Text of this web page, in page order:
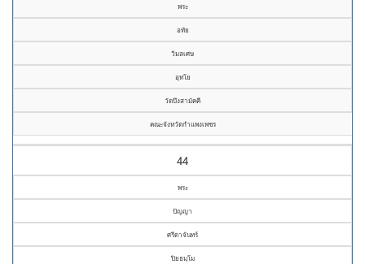
พระ
อทัย
วิมลเศษ
อุทโย
วัดบึงสามัคคี
คณะจังหวัดกำแพงเพชร
44
พระ
ปัญญา
ศรีดาจันทร์
ปิยธมฺโม